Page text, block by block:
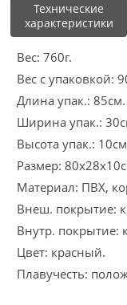
Технические
характеристики
Вес: 760г.
Вес с упаковкой:
Длина упак.: 85см.
Ширина упак.:
Высота упак.:
Размер:
Материал: ПВХ,
Внеш. покрытие:
Внутр. покрытие:
Цвет: красный.
Плавучесть: